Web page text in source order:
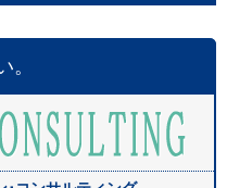
。